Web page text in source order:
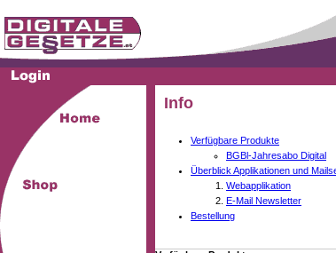
Info
Verfügbare Produkte
BGBl-Jahresabo Digital
Überblick Applikationen und
Webapplikation
E-Mail Newsletter
Bestellung